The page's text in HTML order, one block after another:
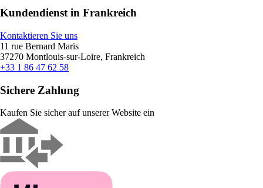
Kundendienst in Frankreich
Kontaktieren Sie uns
11 rue Bernard Maris
37270 Montlouis-sur-Loire, Frankreich
+33 1 86 47 62 58
Sichere Zahlung
Kaufen Sie sicher auf unserer Website ein